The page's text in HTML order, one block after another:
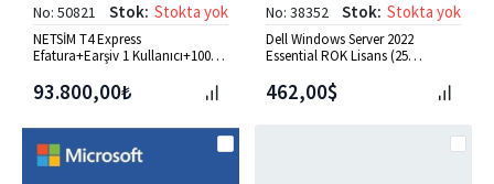
No: 50821 Stok: Stokta yok
NETSİM T4 Express
Efatura+Earşiv 1 Kullanıcı+1000
93.800,00₺
No: 38352 Stok: Stokta yok
Dell Windows Server 2022
Essential ROK Lisans (25
462,00$